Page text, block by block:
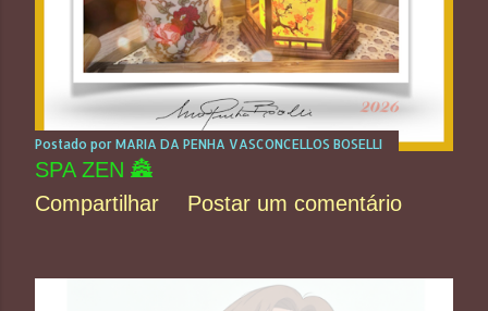
Postado por MARIA DA PENHA VASCONCELLOS BOSELLI
SPA ZEN 🏯
Compartilhar
Postar um comentário